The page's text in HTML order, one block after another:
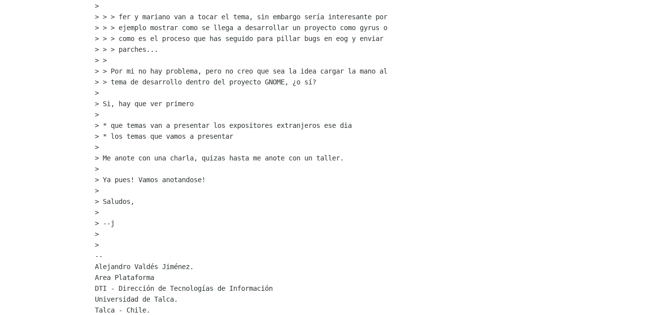
>
> > > fer y mariano van a tocar el tema, sin embargo sería interesante por
> > > ejemplo mostrar como se llega a desarrollar un proyecto como gyrus o
> > > como es el proceso que has seguido para pillar bugs en eog y enviar
> > > parches...
> >
> > Por mi no hay problema, pero no creo que sea la idea cargar la mano al
> > tema de desarrollo dentro del proyecto GNOME, ¿o sí?
>
> Si, hay que ver primero
>
> * que temas van a presentar los expositores extranjeros ese dia
> * los temas que vamos a presentar
>
> Me anote con una charla, quizas hasta me anote con un taller.
>
> Ya pues! Vamos anotandose!
>
> Saludos,
>
> --j
>
>
--
Alejandro Valdés Jiménez.
Area Plataforma
DTI - Dirección de Tecnologías de Información
Universidad de Talca.
Talca - Chile.